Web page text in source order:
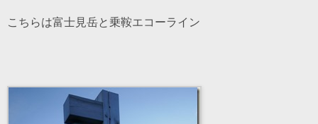
こちらは富士見岳と乗鞍エコーライン